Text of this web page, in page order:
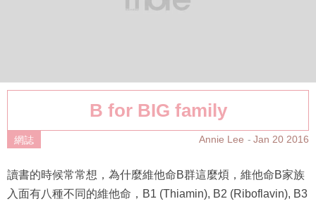
B for BIG family
網誌 Annie Lee Jan 20 2016
讀書的時候常常想，為什麼維他命B群這麼煩，維他命B家族
入面有八種不同的維他命，B1 (Thiamin), B2 (Riboflavin), B3